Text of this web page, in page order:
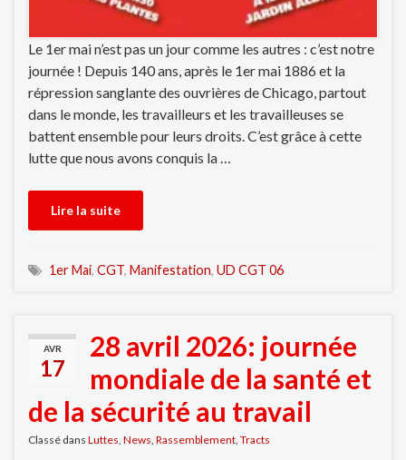
Le 1er mai n’est pas un jour comme les autres : c’est notre
journée ! Depuis 140 ans, après le 1er mai 1886 et la
répression sanglante des ouvrières de Chicago, partout
dans le monde, les travailleurs et les travailleuses se
battent ensemble pour leurs droits. C’est grâce à cette
lutte que nous avons conquis la …
Lire la suite
1er Mai, CGT, Manifestation, UD CGT 06
AVR
17
28 avril 2026: journée
mondiale de la santé et
de la sécurité au travail
Classé dans Luttes, News, Rassemblement, Tracts